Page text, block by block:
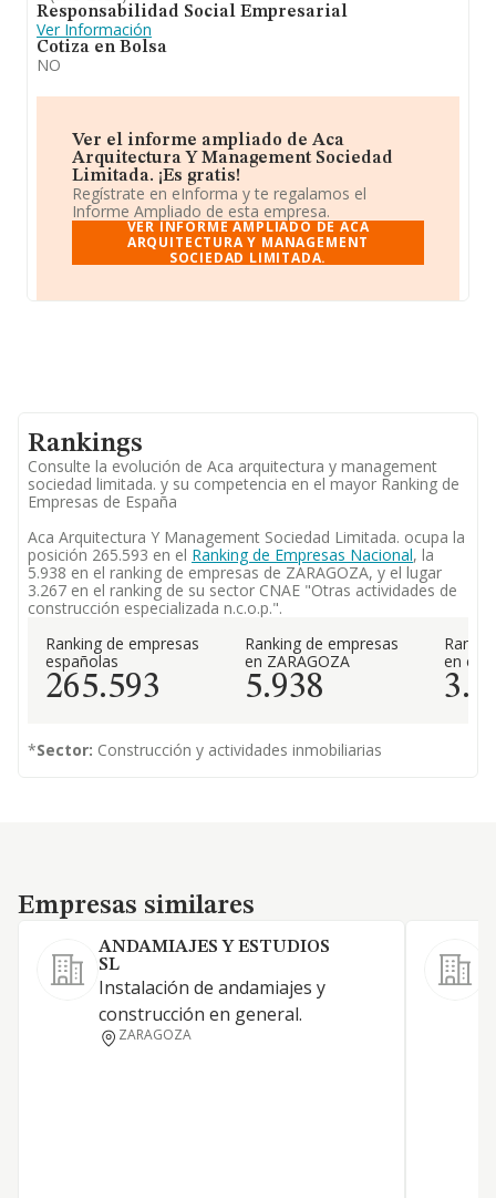
Responsabilidad Social Empresarial
Ver Información
Cotiza en Bolsa
NO
Ver el informe ampliado de Aca
Arquitectura Y Management Sociedad
Limitada. ¡Es gratis!
Regístrate en eInforma y te regalamos el
Informe Ampliado de esta empresa.
VER INFORME AMPLIADO DE ACA
ARQUITECTURA Y MANAGEMENT
SOCIEDAD LIMITADA.
Rankings
Consulte la evolución de Aca arquitectura y management
sociedad limitada. y su competencia en el mayor Ranking de
Empresas de España
Aca Arquitectura Y Management Sociedad Limitada. ocupa la
posición 265.593 en el Ranking de Empresas Nacional, la
5.938 en el ranking de empresas de ZARAGOZA, y el lugar
3.267 en el ranking de su sector CNAE "Otras actividades de
construcción especializada n.c.o.p.".
Ranking de empresas
españolas
265.593
Ranking de empresas
en ZARAGOZA
5.938
en el
*Sector: Construcción y actividades inmobiliarias
Empresas similares
Empresas similares
ANDAMIAJES Y ESTUDIOS
SL
Instalación de andamiajes y
construcción en general.
ZARAGOZA